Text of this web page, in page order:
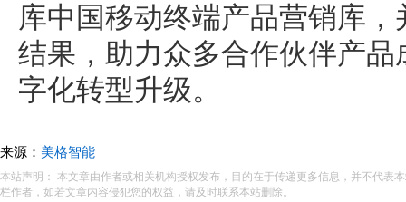
库中国移动终端产品营销库
结果，助力众多合作伙伴产
字化转型升级。
来源： 美格智能
本站声明： 本文章由作者或相关机构授权发布，目的在于传递更多信息，并不代表
栏作者，如若文章内容侵犯您的权益，请及时联系本站删除。